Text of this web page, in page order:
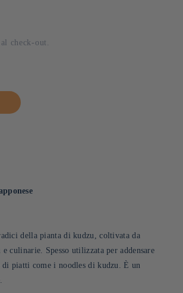
check-out.
della pianta di kudzu, coltivata da
culinarie. Spesso utilizzata per addensare
di piatti come i noodles di kudzu. È un